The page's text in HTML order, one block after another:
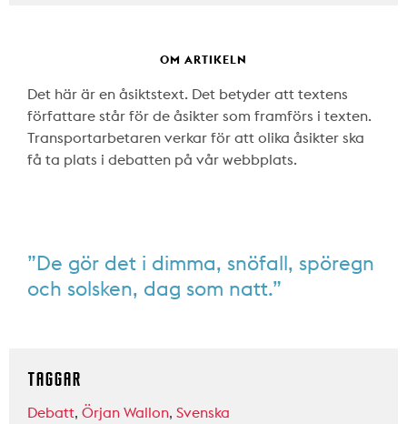
OM ARTIKELN
Det här är en åsiktstext. Det betyder att textens
författare står för de åsikter som framförs i texten.
Transportarbetaren verkar för att olika åsikter ska
få ta plats i debatten på vår webbplats.
”De gör det i dimma, snöfall, spöregn
och solsken, dag som natt.”
TAGGAR
Debatt, Örjan Wallon, Svenska